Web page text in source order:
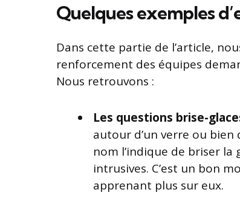
Quelques exemples
Dans cette partie de l’article,
renforcement des équipes
Nous retrouvons :
Les questions brise-
autour d’un verre ou
nom l’indique de briser
intrusives. C’est un bon
apprenant plus sur eux.